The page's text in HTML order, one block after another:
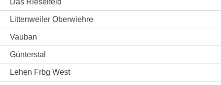
Littenweiler Oberwiehre
Vauban
Günterstal
Lehen Frbg West